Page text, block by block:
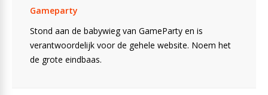
Gameparty
Stond aan de babywieg van GameParty en is
verantwoordelijk voor de gehele website. Noem het
de grote eindbaas.